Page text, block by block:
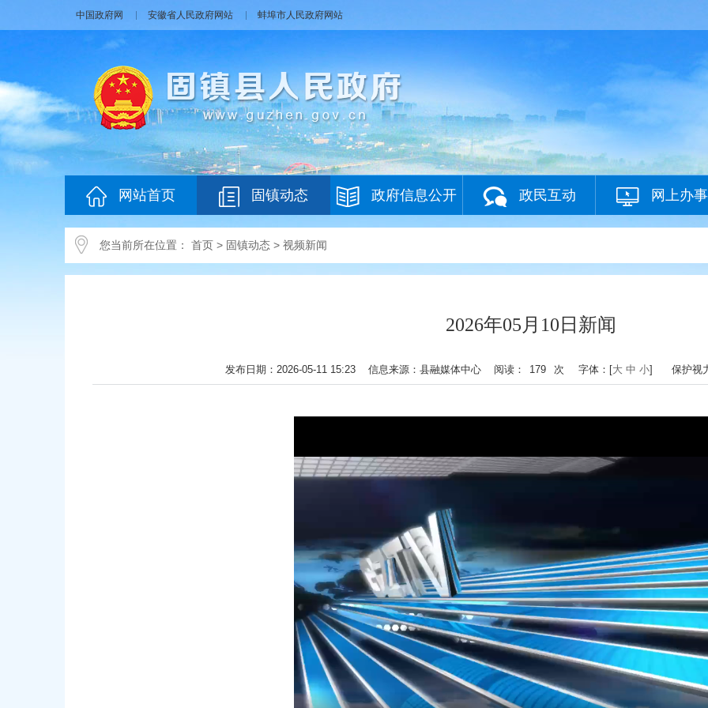
中国政府网 安徽省人民政府网站 蚌埠市人民政府网站
网站首页 固镇动态 政府信息公开 政民互动 网上办事
您当前所在位置： 首页 > 固镇动态 > 视频新闻
2026年05月10日新闻
发布日期：2026-05-11 15:23 信息来源：县融媒体中心 阅读： 179 次 字体：[大 中 小] 保护视